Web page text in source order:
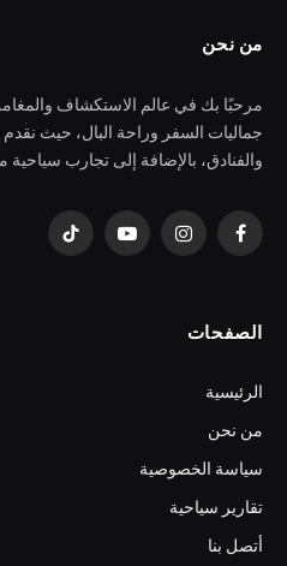
من نحن
مرحبًا بك في عالم الاستكشاف
جماليات السفر وراحة البال، حيث
والفنادق، بالإضافة إلى تجارب سياحية
فيسبوكالانستغراميوتيوب تيكتوك
الصفحات
الرئيسية
من نحن
سياسة الخصوصية
تقارير سياحية
أتصل بنا